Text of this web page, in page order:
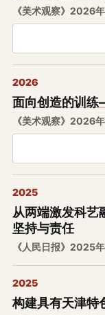
《美术观察》2026
2026
面向创造的训
《美术观察》2026
2025
从两端激发科
坚持与责任
《人民日报》2025
2025
构建具有天津特